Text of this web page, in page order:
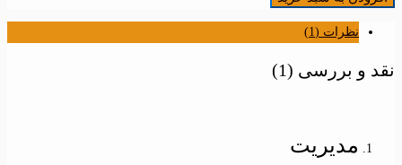
نظرات (1)
نقد و بررسی (1)
مدیریت